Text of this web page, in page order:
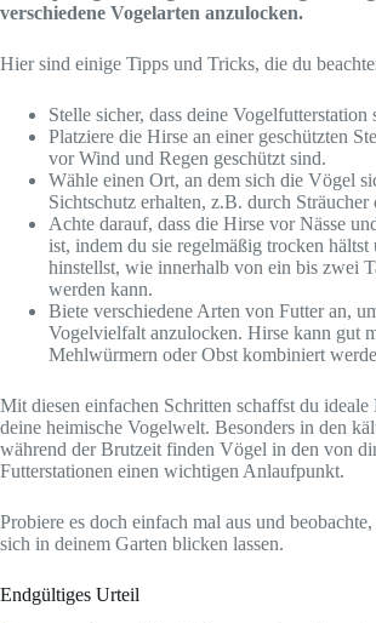
verschiedene Vogelarten anzulocken.
Hier sind einige Tipps und Tricks, die du
Stelle sicher, dass deine Vogelfutterstation
Platziere die Hirse an einer geschützten
vor Wind und Regen geschützt sind.
Wähle einen Ort, an dem sich die Vögel
Sichtschutz erhalten, z.B. durch Sträucher
Achte darauf, dass die Hirse vor Nässe
ist, indem du sie regelmäßig trocken
hinstellst, wie innerhalb von ein bis zwei
werden kann.
Biete verschiedene Arten von Futter an,
Vogelvielfalt anzulocken. Hirse kann gut
Mehlwürmern oder Obst kombiniert
Mit diesen einfachen Schritten schaffst du
deine heimische Vogelwelt. Besonders in den
während der Brutzeit finden Vögel in den von
Futterstationen einen wichtigen Anlaufpunkt.
Probiere es doch einfach mal aus und
sich in deinem Garten blicken lassen.
Endgültiges Urteil